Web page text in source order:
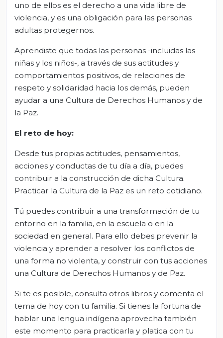
uno de ellos es el derecho a una vida libre de
violencia, y es una obligación para las personas
adultas protegernos.
Aprendiste que todas las personas -incluidas las
niñas y los niños-, a través de sus actitudes y
comportamientos positivos, de relaciones de
respeto y solidaridad hacia los demás, pueden
ayudar a una Cultura de Derechos Humanos y de
la Paz.
El reto de hoy:
Desde tus propias actitudes, pensamientos,
acciones y conductas de tu día a día, puedes
contribuir a la construcción de dicha Cultura.
Practicar la Cultura de la Paz es un reto cotidiano.
Tú puedes contribuir a una transformación de tu
entorno en la familia, en la escuela o en la
sociedad en general. Para ello debes prevenir la
violencia y aprender a resolver los conflictos de
una forma no violenta, y construir con tus acciones
una Cultura de Derechos Humanos y de Paz.
Si te es posible, consulta otros libros y comenta el
tema de hoy con tu familia. Si tienes la fortuna de
hablar una lengua indígena aprovecha también
este momento para practicarla y platica con tu